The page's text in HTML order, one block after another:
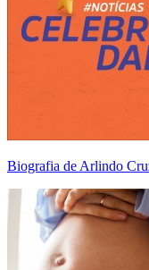
Biografia de Arlindo